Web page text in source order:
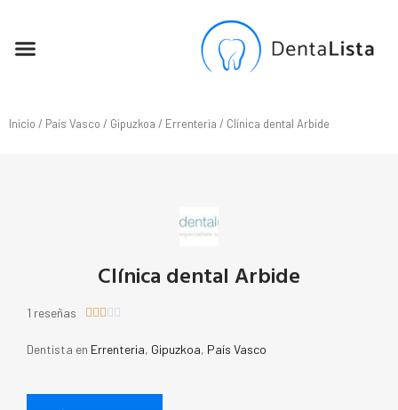
Inicio / País Vasco / Gipuzkoa / Errenteria / Clínica dental Arbide
Clínica dental Arbide
1 reseñas     
Dentista en Errenteria, Gipuzkoa, País Vasco